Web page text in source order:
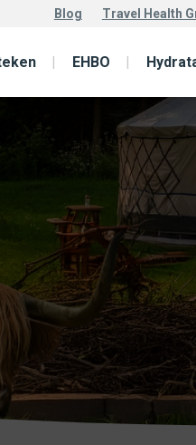
Blog Travel Health
EHBO